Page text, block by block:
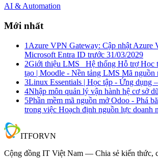
AI & Automation
Mới nhất
1 Azure VPN Gateway: Cập nhật Azure
Microsoft Entra ID trước 31/03/2029
2Giới thiệu LMS_ Hệ thống Hỗ trợ Học
tạo | Moodle - Nền tảng LMS Mã nguồn
3Linux Essentials | Học tập - Ứng dụng
4Nhập môn quản lý vận hành hệ cơ sở
5Phần mềm mã nguồn mở Odoo - Phá
trong việc Hoạch định nguồn lực doanh
ITFORVN
Cộng đồng IT Việt Nam — Chia sẻ kiến thức,